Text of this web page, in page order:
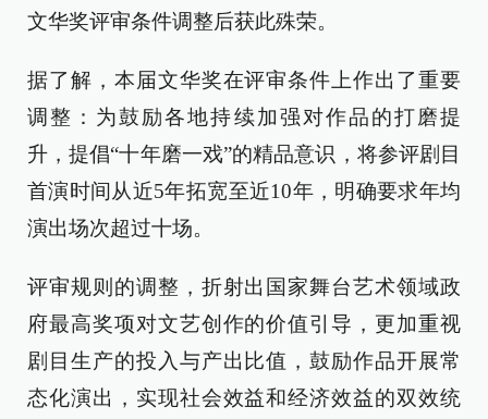
文华奖评审条件调整后获此殊荣。
据了解，本届文华奖在评审条件上作出了重要
调整：为鼓励各地持续加强对作品的打磨提
升，提倡“十年磨一戏”的精品意识，将参评剧目
首演时间从近5年拓宽至近10年，明确要求年均
演出场次超过十场。
评审规则的调整，折射出国家舞台艺术领域政
府最高奖项对文艺创作的价值引导，更加重视
剧目生产的投入与产出比值，鼓励作品开展常
态化演出，实现社会效益和经济效益的双效统